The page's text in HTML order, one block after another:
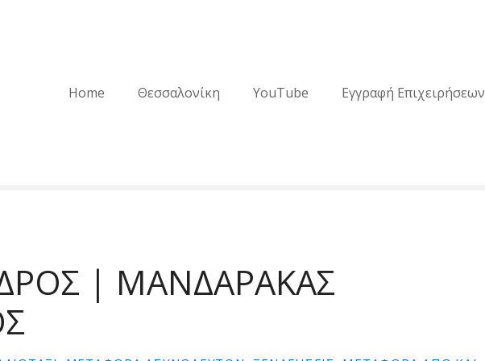
Home Θεσσαλονίκη YouTube Εγγραφή Επιχειρήσεων
| ΜΑΝΔΑΡΑΚΑΣ